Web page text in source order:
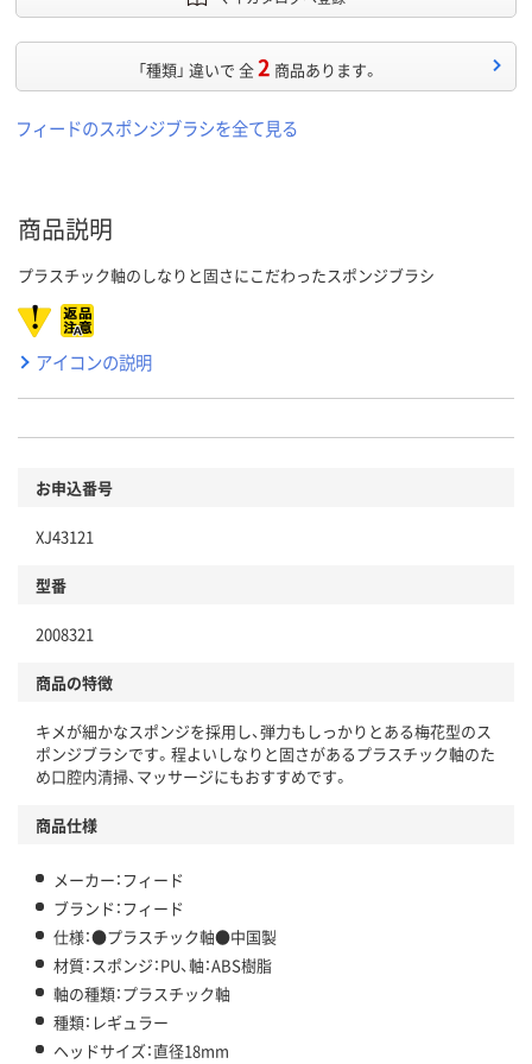
「種類」 違いで 全2 商品あります。
フィードのスポンジブラシを全て見る
商品説明
プラスチック軸のしなりと固さにこだわったスポンジブラシ
アイコンの説明
お申込番号
XJ43121
型番
2008321
商品の特徴
キメが細かなスポンジを採用し、弾力もしっかりとある梅花型のス
ポンジブラシです。程よいしなりと固さがあるプラスチック軸のた
め口腔内清掃、マッサージにもおすすめです。
商品仕様
メーカー：フィード
ブランド：フィード
仕様：●プラスチック軸●中国製
材質：スポンジ：PU、軸：ABS樹脂
軸の種類：プラスチック軸
種類：レギュラー
ヘッドサイズ：直径18mm